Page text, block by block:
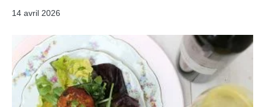
14 avril 2026